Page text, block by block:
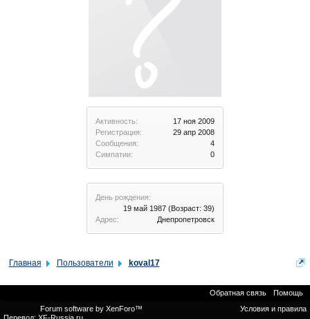
Активность:
17 ноя 2009
Регистрация:
29 апр 2008
Сообщения:
4
Симпатии:
0
День рождения:
19 май 1987 (Возраст: 39)
Адрес:
Днепропетровск
Главная Пользователи koval17
Обратная связь
Помощь
Условия и правила
Forum software by XenForo™